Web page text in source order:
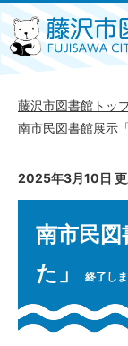
藤沢市図書館トッ
南市民図書館展示
2025年3月10日
南市民
た」
終了し